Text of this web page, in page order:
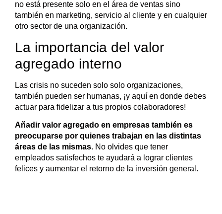
no está presente solo en el área de ventas sino
también en marketing, servicio al cliente y en cualquier
otro sector de una organización.
La importancia del valor
agregado interno
Las crisis no suceden solo solo organizaciones,
también pueden ser humanas, ¡y aquí en donde debes
actuar para fidelizar a tus propios colaboradores!
Añadir valor agregado en empresas también es
preocuparse por quienes trabajan en las distintas
áreas de las mismas. No olvides que tener
empleados satisfechos te ayudará a lograr clientes
felices y aumentar el retorno de la inversión general.